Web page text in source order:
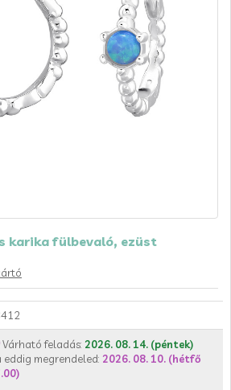
karika fülbevaló, ezüst
Várható feladás: 2026. 08. 14. (péntek)
eddig megrendeled: 2026. 08. 10. (hétfő